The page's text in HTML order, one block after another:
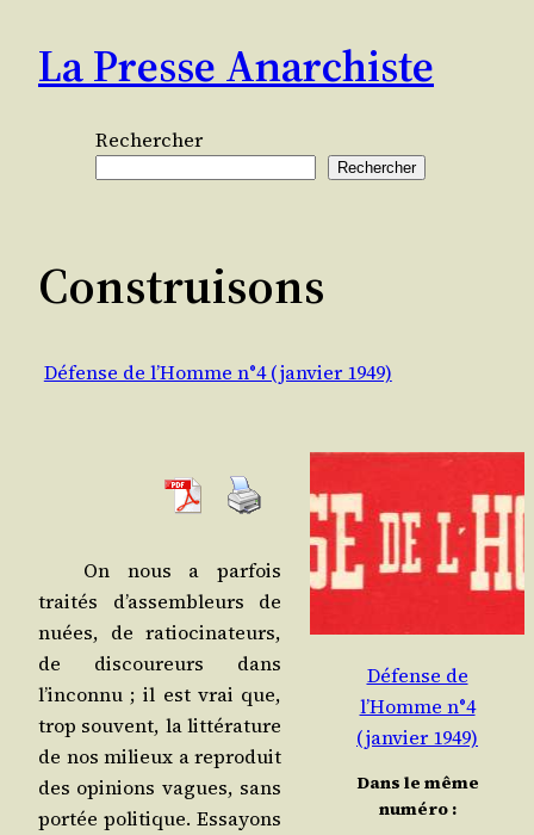
contenu
La Presse Anarchiste
Rechercher
Rechercher
Construisons
Défense de l’Homme n°4 (janvier 1949)
On nous a par­fois
trai­tés d’assembleurs de
nuées, de ratio­ci­na­teurs,
de dis­cou­reurs dans
l’inconnu ; il est vrai que,
trop sou­vent, la lit­té­ra­ture
de nos milieux a repro­duit
des opi­nions vagues, sans
por­tée poli­tique. Essayons
Défense de
l’Homme n°4
(janvier 1949)
Dans le même
numéro :